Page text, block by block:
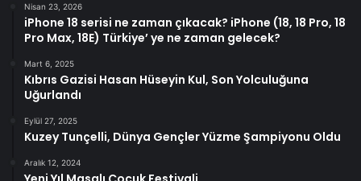
Nisan 23, 2026
iPhone 18 serisi ne zaman çıkacak? iPhone (18, 18 Pro, 18
Pro Max, 18E) Türkiye’ ye ne zaman gelecek?
Mart 6, 2025
Kıbrıs Gazisi Hasan Hüseyin Kul, Son Yolculuğuna
Uğurlandı
Eylül 27, 2025
Kuzey Tunçelli, Dünya Gençler Yüzme Şampiyonu Oldu
Aralık 12, 2024